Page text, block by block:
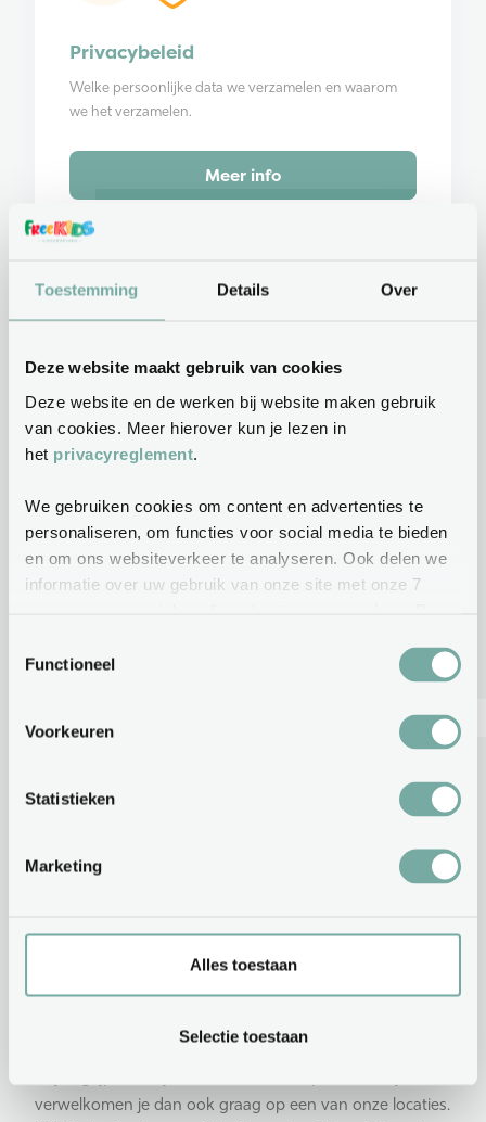
Toestemming Details Over
Deze website maakt gebruik van cookies
Deze website en de werken bij website maken gebruik
van cookies. Meer hierover kun je lezen in
het privacyreglement
We gebruiken cookies om content en advertenties te
personaliseren, om functies voor social media te bieden
en om ons websiteverkeer te analyseren. Ook delen we
informatie over uw gebruik van onze site met onze 7
andere informatie die u aan ze heeft verstrekt of die ze
hebben verzameld op basis van uw gebruik van hun
Functioneel
Voorkeuren
Statistieken
Marketing
Alles toestaan
Selectie toestaan
Privacybeleid
Welke persoonlijke data we verzamelen en waarom
we het verzamelen.
Meer info
Klachtenprocedure
Wij vinden het fijn om feedback te krijgen; zowel
Meer info
Vraag een vrijblijvende
rondleiding aan
verwelkomen je dan ook graag op een van onze locaties.